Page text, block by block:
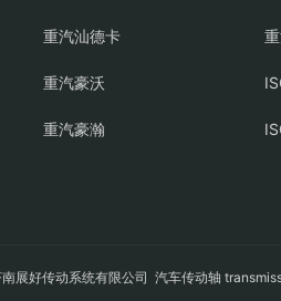
重汽汕德卡
重汽豪沃
重汽豪瀚
展好传动系统有限公司 汽车传动轴